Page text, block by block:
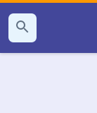
بحث
عن